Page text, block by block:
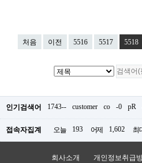
처음 이전 5516 5517 5518
인기검색어 1743-- customer co -0 pR
접속자집계 오늘 193 어제 1,602 최
회사소개 개인정보취급